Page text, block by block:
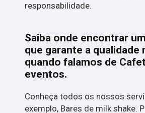
responsabilidade.
Saiba onde encontrar
que garante a qualidade
quando falamos de
eventos.
Conheça todos os nossos
exemplo, Bares de milk shake.